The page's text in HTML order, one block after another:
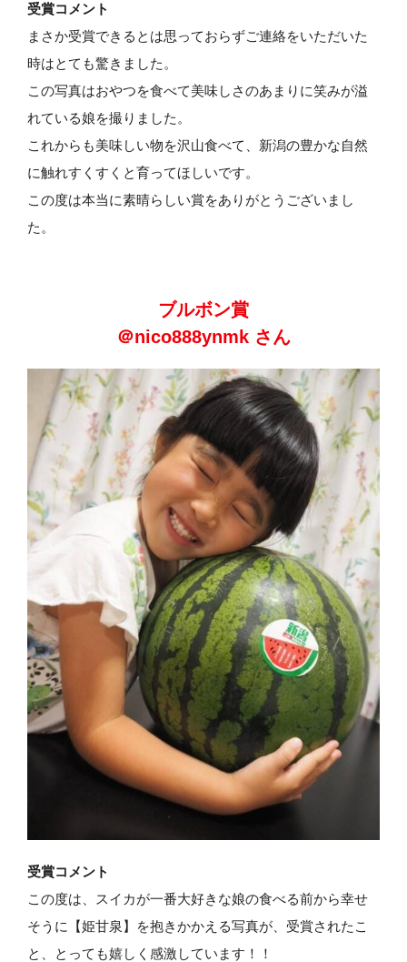
受賞コメント
まさか受賞できるとは思っておらずご連絡をいただいた
時はとても驚きました。
この写真はおやつを食べて美味しさのあまりに笑みが溢
れている娘を撮りました。
これからも美味しい物を沢山食べて、新潟の豊かな自然
に触れすくすくと育ってほしいです。
この度は本当に素晴らしい賞をありがとうございまし
た。
ブルボン賞
＠nico888ynmk さん
受賞コメント
この度は、スイカが一番大好きな娘の食べる前から幸せ
そうに【姫甘泉】を抱きかかえる写真が、受賞されたこ
と、とっても嬉しく感激しています！！